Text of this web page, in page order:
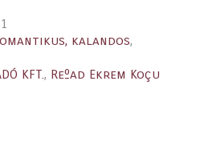
kalandos,
KFT., Reºad Ekrem Koçu